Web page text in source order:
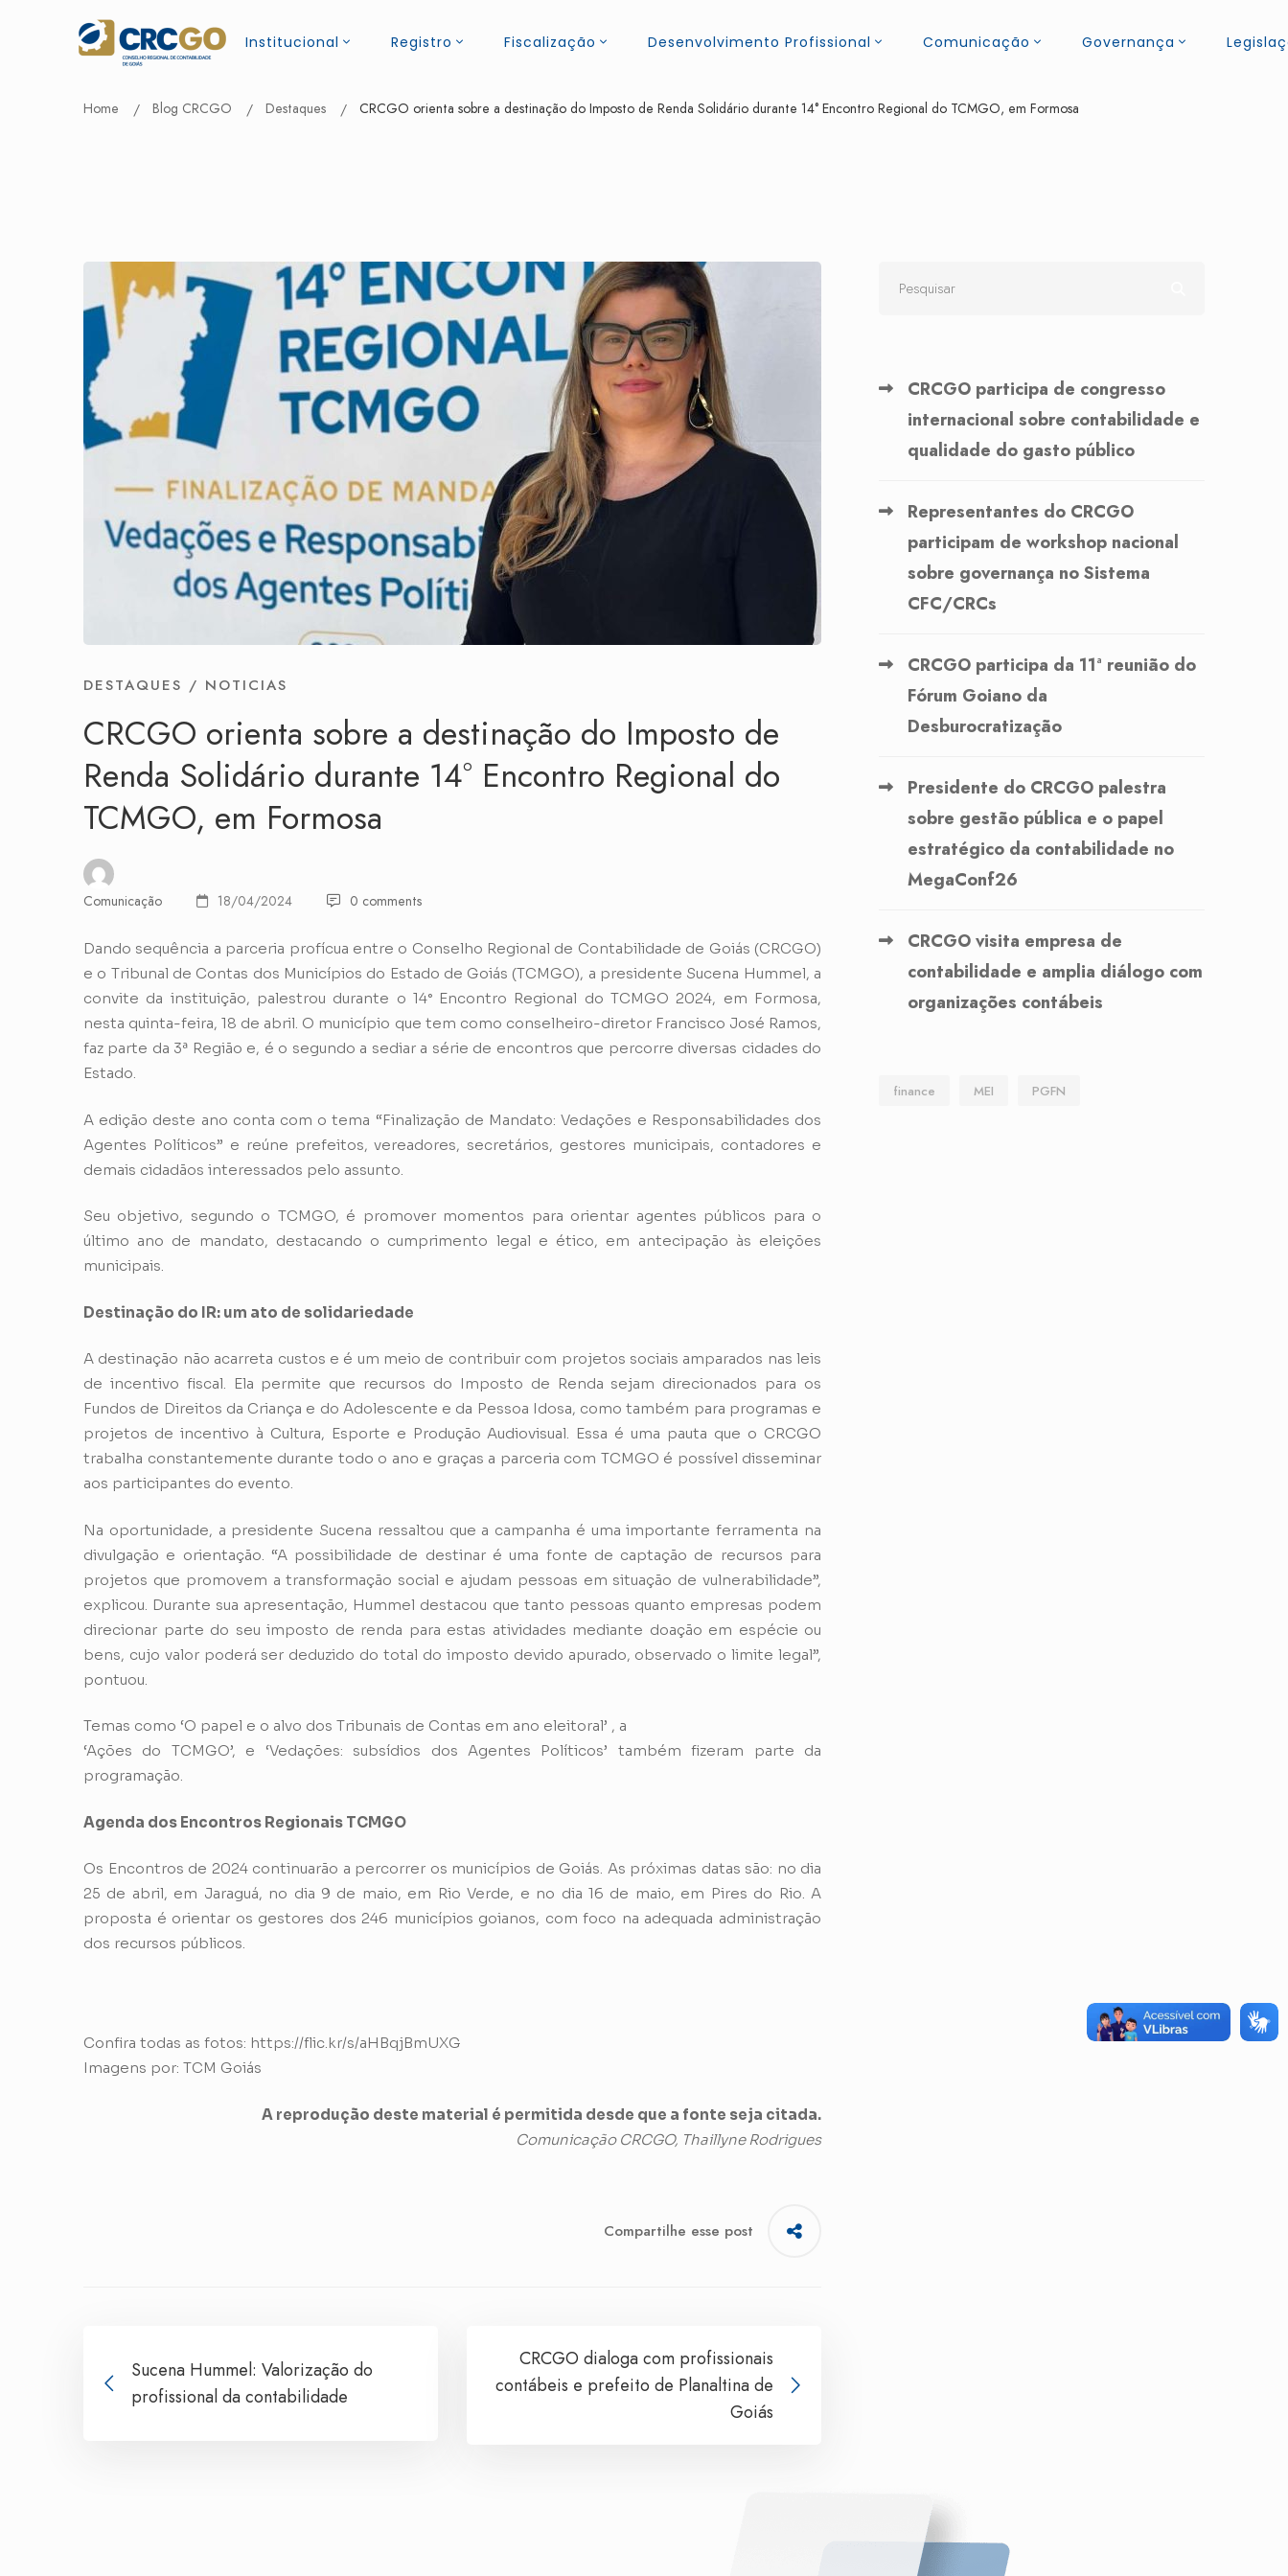
Institucional Registro Fiscalização Desenvolvimento Profissional Comunicação Governança
Home Blog CRCGO Destaques CRCGO orienta sobre a destinação do Imposto de Renda Solidário durante 14° Encontro Regional do TCMGO, em Formosa
DESTAQUES / NOTICIAS
CRCGO orienta sobre a destinação do Imposto de
Renda Solidário durante 14° Encontro Regional do
TCMGO, em Formosa
Comunicação 18/04/2024 0 comments
Dando sequência a parceria profícua entre o Conselho Regional de Contabilidade de Goiás (CRCGO)
e o Tribunal de Contas dos Municípios do Estado de Goiás (TCMGO), a presidente Sucena Hummel, a
convite da instituição, palestrou durante o 14° Encontro Regional do TCMGO 2024, em Formosa,
nesta quinta-feira, 18 de abril. O município que tem como conselheiro-diretor Francisco José Ramos,
faz parte da 3ª Região e, é o segundo a sediar a série de encontros que percorre diversas cidades do
Estado.
A edição deste ano conta com o tema “Finalização de Mandato: Vedações e Responsabilidades dos
Agentes Políticos” e reúne prefeitos, vereadores, secretários, gestores municipais, contadores e
demais cidadãos interessados pelo assunto.
Seu objetivo, segundo o TCMGO, é promover momentos para orientar agentes públicos para o
último ano de mandato, destacando o cumprimento legal e ético, em antecipação às eleições
municipais.
Destinação do IR: um ato de solidariedade
A destinação não acarreta custos e é um meio de contribuir com projetos sociais amparados nas leis
de incentivo fiscal. Ela permite que recursos do Imposto de Renda sejam direcionados para os
Fundos de Direitos da Criança e do Adolescente e da Pessoa Idosa, como também para programas e
projetos de incentivo à Cultura, Esporte e Produção Audiovisual. Essa é uma pauta que o CRCGO
trabalha constantemente durante todo o ano e graças a parceria com TCMGO é possível disseminar
aos participantes do evento.
Na oportunidade, a presidente Sucena ressaltou que a campanha é uma importante ferramenta na
divulgação e orientação. “A possibilidade de destinar é uma fonte de captação de recursos para
projetos que promovem a transformação social e ajudam pessoas em situação de vulnerabilidade”,
explicou. Durante sua apresentação, Hummel destacou que tanto pessoas quanto empresas podem
direcionar parte do seu imposto de renda para estas atividades mediante doação em espécie ou
bens, cujo valor poderá ser deduzido do total do imposto devido apurado, observado o limite legal”,
pontuou.
Temas como ‘O papel e o alvo dos Tribunais de Contas em ano eleitoral’ , a
‘Ações do TCMGO’, e ‘Vedações: subsídios dos Agentes Políticos’ também fizeram parte da
programação.
Agenda dos Encontros Regionais TCMGO
Os Encontros de 2024 continuarão a percorrer os municípios de Goiás. As próximas datas são: no dia
25 de abril, em Jaraguá, no dia 9 de maio, em Rio Verde, e no dia 16 de maio, em Pires do Rio. A
proposta é orientar os gestores dos 246 municípios goianos, com foco na adequada administração
dos recursos públicos.
Confira todas as fotos: https://flic.kr/s/aHBqjBmUXG
Imagens por: TCM Goiás
A reprodução deste material é permitida desde que a fonte seja citada.
Comunicação CRCGO, Thaillyne Rodrigues
Compartilhe esse post
Sucena Hummel: Valorização do
profissional da contabilidade
CRCGO dialoga com profissionais
contábeis e prefeito de Planaltina de
Goiás
CRCGO participa de congresso
internacional sobre contabilidade e
qualidade do gasto público
Representantes do CRCGO
participam de workshop nacional
sobre governança no Sistema
CFC/CRCs
CRCGO participa da 11ª reunião do
Fórum Goiano da
Desburocratização
Presidente do CRCGO palestra
sobre gestão pública e o papel
estratégico da contabilidade no
MegaConf26
CRCGO visita empresa de
contabilidade e amplia diálogo com
organizações contábeis
finance MEI PGFN